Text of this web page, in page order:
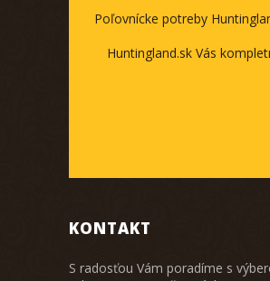
Poľovnícke potreby
Huntingland.sk Vás
KONTAKT
S radosťou Vám poradíme s